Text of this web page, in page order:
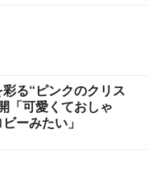
る“ピンクのクリス
「可愛くておしゃ
ーみたい」